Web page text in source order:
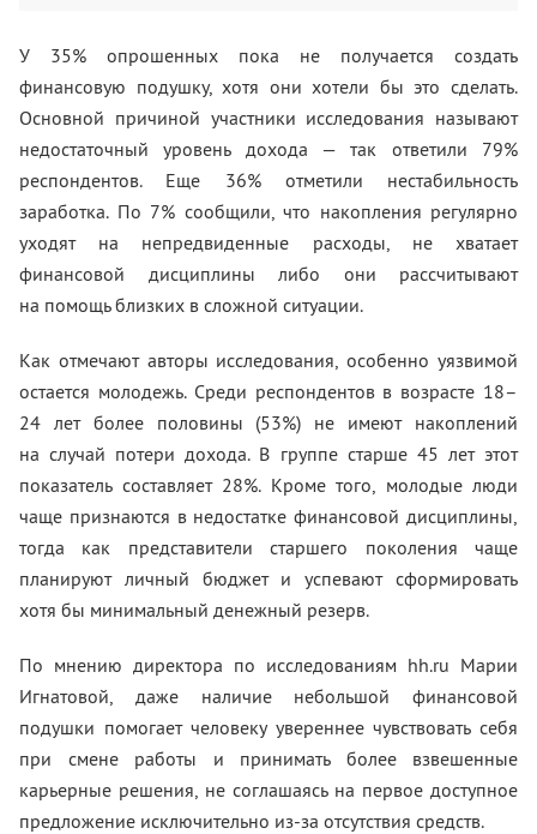
У 35% опрошенных пока не получается создать
финансовую подушку, хотя они хотели бы это сделать.
Основной причиной участники исследования называют
недостаточный уровень дохода — так ответили 79%
респондентов. Еще 36% отметили нестабильность
заработка. По 7% сообщили, что накопления регулярно
уходят на непредвиденные расходы, не хватает
финансовой дисциплины либо они рассчитывают
на помощь близких в сложной ситуации.
Как отмечают авторы исследования, особенно уязвимой
остается молодежь. Среди респондентов в возрасте 18–
24 лет более половины (53%) не имеют накоплений
на случай потери дохода. В группе старше 45 лет этот
показатель составляет 28%. Кроме того, молодые люди
чаще признаются в недостатке финансовой дисциплины,
тогда как представители старшего поколения чаще
планируют личный бюджет и успевают сформировать
хотя бы минимальный денежный резерв.
По мнению директора по исследованиям hh.ru Марии
Игнатовой, даже наличие небольшой финансовой
подушки помогает человеку увереннее чувствовать себя
при смене работы и принимать более взвешенные
карьерные решения, не соглашаясь на первое доступное
предложение исключительно из-за отсутствия средств.